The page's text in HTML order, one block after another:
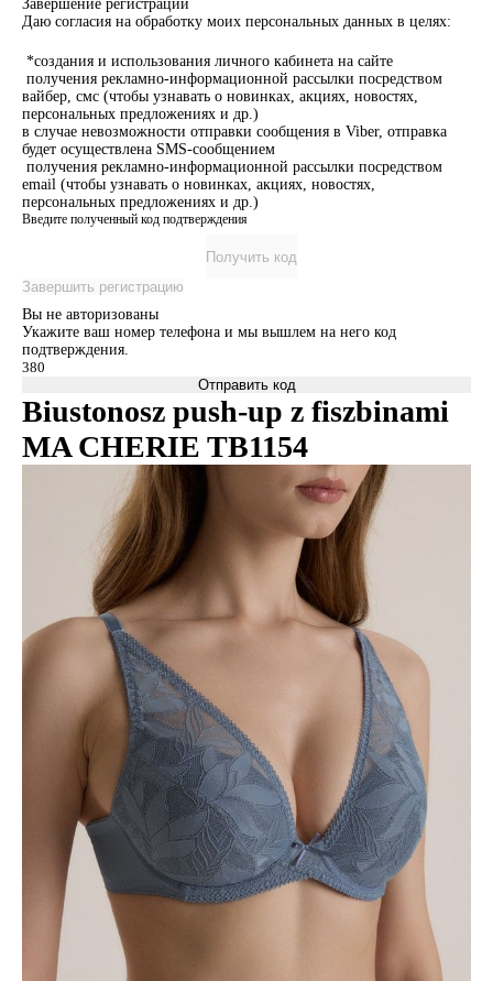
Завершение регистрации
Даю согласия на обработку моих персональных данных в целях:
*создания и использования личного кабинета на сайте
получения рекламно-информационной рассылки посредством
вайбер, смс (чтобы узнавать о новинках, акциях, новостях,
персональных предложениях и др.)
в случае невозможности отправки сообщения в Viber, отправка
будет осуществлена SMS-сообщением
получения рекламно-информационной рассылки посредством
email (чтобы узнавать о новинках, акциях, новостях,
персональных предложениях и др.)
Введите полученный код подтверждения
Получить код
Завершить регистрацию
Вы не авторизованы
Укажите ваш номер телефона и мы вышлем на него код
подтверждения.
Отправить код
Biustonosz push-up z fiszbinami
MA CHERIE TB1154